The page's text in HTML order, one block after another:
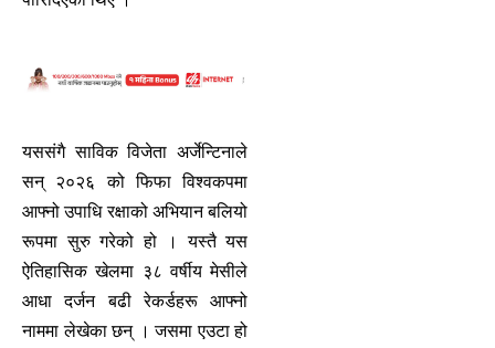
यससंगै साविक विजेता अर्जेन्टिनाले
सन् २०२६ को फिफा विश्वकपमा
आफ्नो उपाधि रक्षाको अभियान बलियो
रूपमा सुरु गरेको हो । यस्तै यस
ऐतिहासिक खेलमा ३८ वर्षीय मेसीले
आधा दर्जन बढी रेकर्डहरू आफ्नो
नाममा लेखेका छन् । जसमा एउटा हो